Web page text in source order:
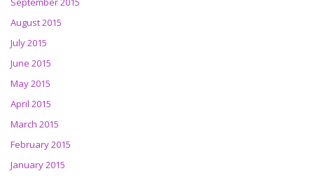
August 2015
July 2015
June 2015
May 2015
April 2015
March 2015
February 2015
January 2015